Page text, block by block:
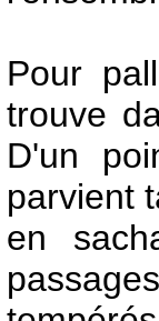
Pour
trouve
D'un
parvient
en